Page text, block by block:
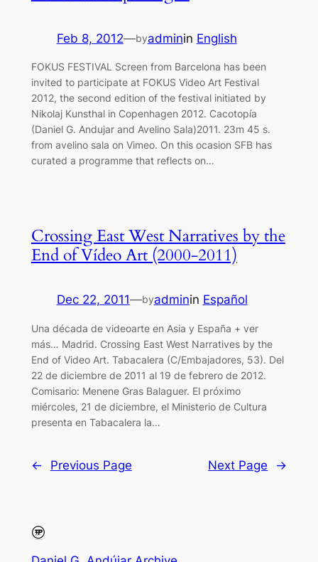
Feb 8, 2012—byadminin English
FOKUS FESTIVAL Screen from Barcelona has been
invited to participate at FOKUS Video Art Festival
2012, the second edition of the festival initiated by
Nikolaj Kunsthal in Copenhagen 2012. Cacotopía
(Daniel G. Andujar and Avelino Sala)2011. 23m 45 s.
from avelino sala on Vimeo. On this ocasion SFB has
curated a programme that reflects on…
Crossing East West Narratives by the
End of Vídeo Art (2000-2011)
Dec 22, 2011—byadminin Español
Una década de videoarte en Asia y España + ver
más… Madrid. Crossing East West Narratives by the
End of Video Art. Tabacalera (C/Embajadores, 53). Del
22 de diciembre de 2011 al 19 de febrero de 2012.
Comisario: Menene Gras Balaguer. El próximo
miércoles, 21 de diciembre, el Ministerio de Cultura
presenta en Tabacalera la…
← Previous Page Next Page →